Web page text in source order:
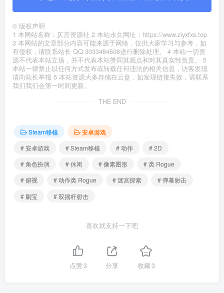
© 版权声明
1 本网站名称：仄言资源社 2 本站永久网址：https://www.ziyxfxs.top
3 本网站的文章部分内容可能来源于网络，仅供大家学习与参考，如
有侵权，请联系站长 QQ:3033484508进行删除处理。 4 本站一切资
源不代表本站立场，并不代表本站赞同其观点和对其真实性负责。 5
本站一律禁止以任何方式发布或转载任何违法的相关信息，访客发现
请向站长举报 6 本站资源大多存储在云盘，如发现链接失效，请联系
我们我们会第一时间更新。
THE END
Steam移植
安卓游戏
# 安卓游戏
# Steam移植 # 动作
# 2D
# 角色扮演
# 休闲 # 像素图形
# 类 Rogue
# 俯视
# 动作类 Rogue # 迷宫探索
# 弹幕射击
# 刷宝
# 双摇杆射击
喜欢就支持一下吧
点赞3 分享 收藏3